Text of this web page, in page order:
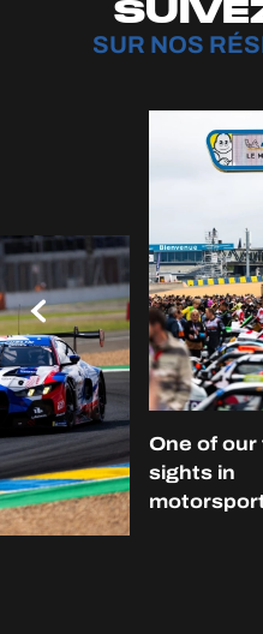
SUR NOS
One of
sights in